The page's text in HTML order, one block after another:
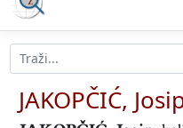
JAKOPČIĆ,